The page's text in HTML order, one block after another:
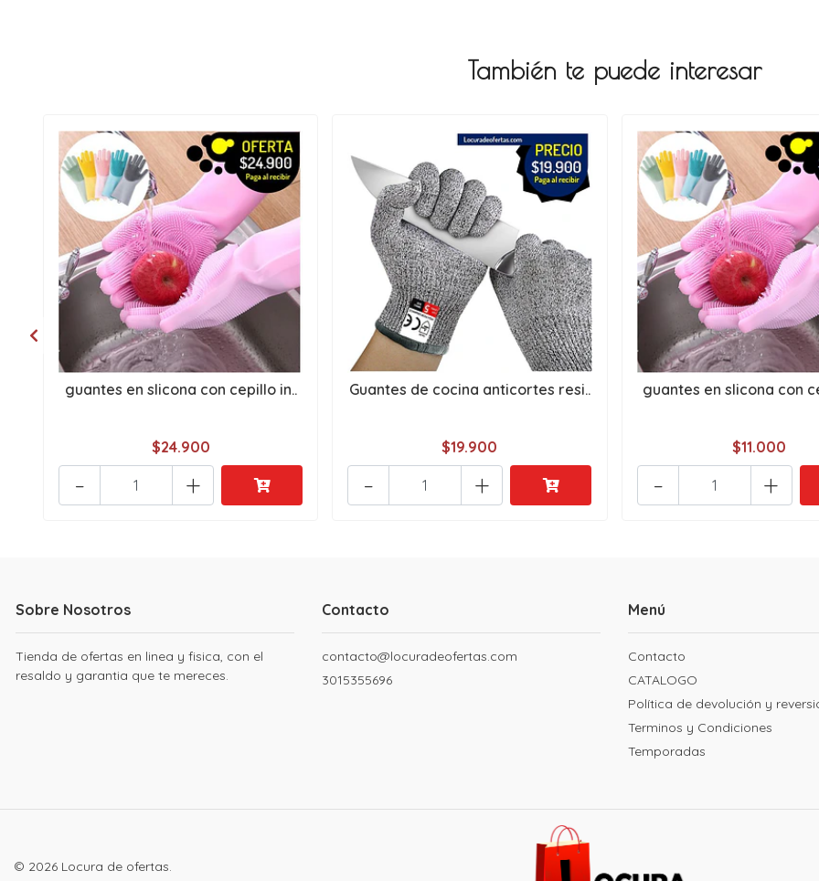
También te puede interesar
guantes en slicona con cepillo in..
$24.900
+
-
Guantes de cocina anticortes resi..
$19.900
+
-
guantes en slicona con
$11.000
+
-
Sobre Nosotros
Tienda de ofertas en linea y fisica, con el
resaldo y garantia que te mereces.
Contacto
contacto@locuradeofertas.com
3015355696
Menú
Contacto
CATALOGO
Política de devolución y
Terminos y Condiciones
Temporadas
© 2026 Locura de ofertas.